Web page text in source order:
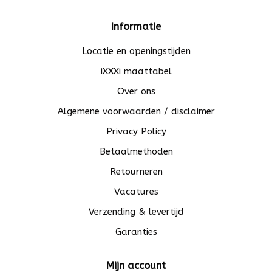
Informatie
Locatie en openingstijden
iXXXi maattabel
Over ons
Algemene voorwaarden / disclaimer
Privacy Policy
Betaalmethoden
Retourneren
Vacatures
Verzending & levertijd
Garanties
Mijn account